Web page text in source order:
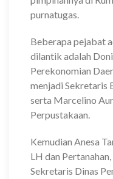
purnatugas.
Beberapa pejabat
dilantik adalah
Perekonomian
menjadi Sekretaris
serta Marcelino
Perpustakaan.
Kemudian Anesa
LH dan
Sekretaris Dinas